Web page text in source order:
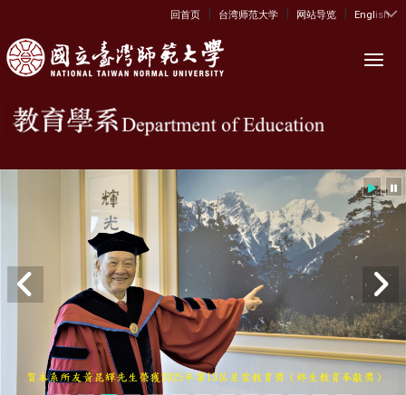
:::
回首页 | 台湾师范大学 | 网站导览 | English